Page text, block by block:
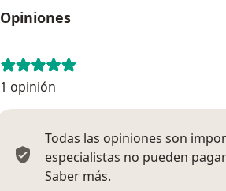
Opiniones
1 opinión
Todas las opiniones son
especialistas no pueden
Saber más.